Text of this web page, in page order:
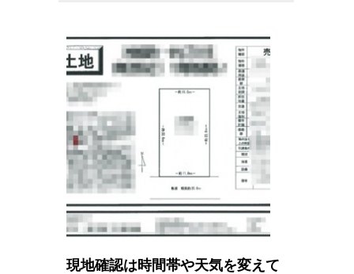
現地確認は時間帯や天気を変えて